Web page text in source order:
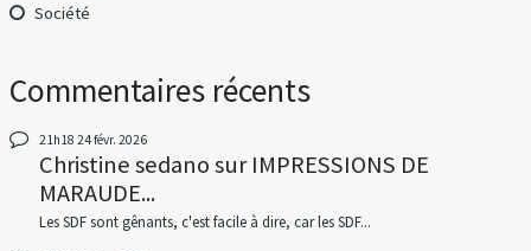
Société
Commentaires récents
21h18 24févr. 2026
Christine sedanosurIMPRESSIONS DE
MARAUDE...
Les SDF sont gênants, c'est facile à dire, car les SDF...